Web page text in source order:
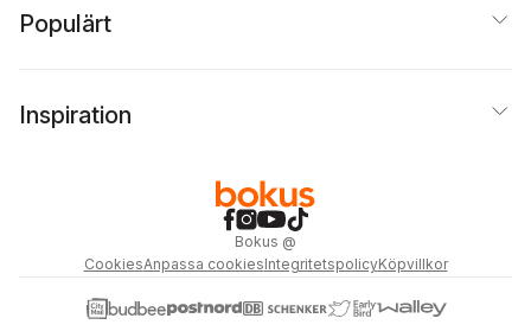
Populärt
Inspiration
Bokus @
CookiesAnpassa cookiesIntegritetspolicyKöpvillkor